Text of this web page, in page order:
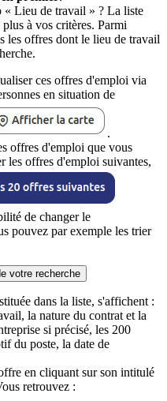
« Lieu de travail » ? La liste
à vos critères. Parmi
les offres dont le lieu de travail
ces offres d'emploi via
en situation de
.
offres d'emploi que vous
les offres d'emploi suivantes,
de changer le
pouvez par exemple les trier
votre recherche
dans la liste, s'affichent :
la nature du contrat et la
si précisé, les 200
du poste, la date de
en cliquant sur son intitulé
retrouvez :